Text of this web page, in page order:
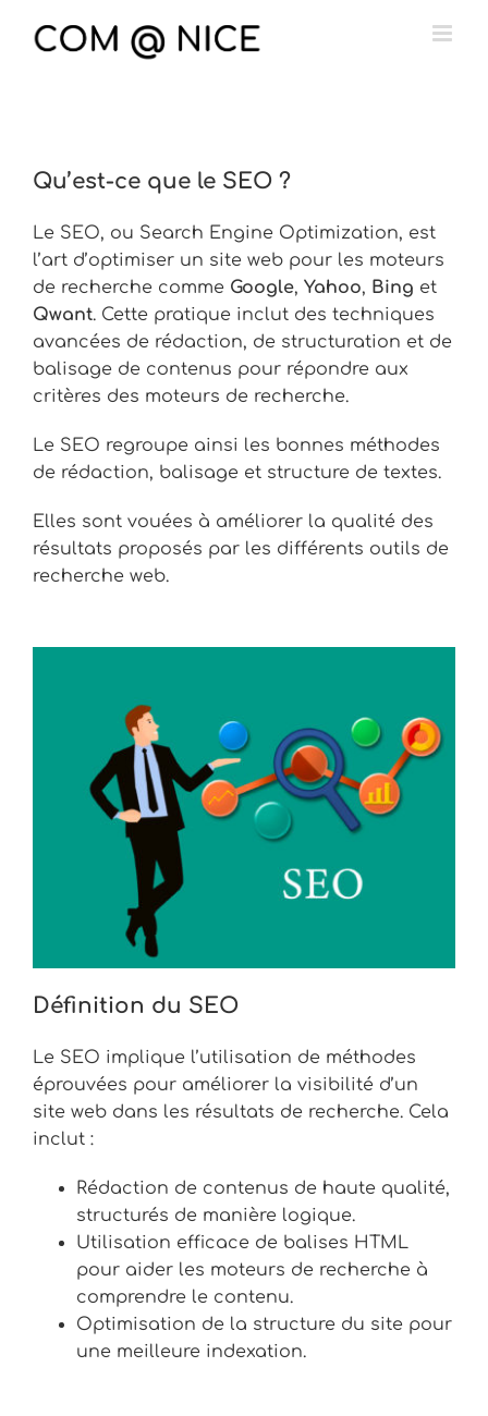
Qu’est-ce que le SEO ?
Le SEO, ou Search Engine Optimization, est
l’art d’optimiser un site web pour les moteurs
de recherche comme Google, Yahoo, Bing et
Qwant. Cette pratique inclut des techniques
avancées de rédaction, de structuration et de
balisage de contenus pour répondre aux
critères des moteurs de recherche.
Le SEO regroupe ainsi les bonnes méthodes
de rédaction, balisage et structure de textes.
Elles sont vouées à améliorer la qualité des
résultats proposés par les différents outils de
recherche web.
Définition du SEO
Le SEO implique l’utilisation de méthodes
éprouvées pour améliorer la visibilité d’un
site web dans les résultats de recherche. Cela
inclut :
Rédaction de contenus de haute qualité,
structurés de manière logique.
Utilisation efficace de balises HTML
pour aider les moteurs de recherche à
comprendre le contenu.
Optimisation de la structure du site pour
une meilleure indexation.